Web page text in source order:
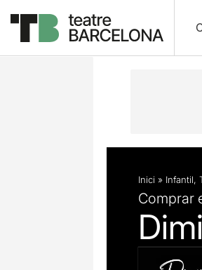
Descripció
Inici » Infantil,
Comprar